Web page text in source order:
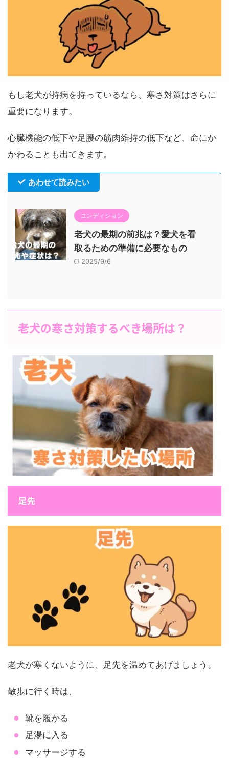
もし老犬が持病を持っているなら、寒さ対策はさらに
重要になります。
心臓機能の低下や足腰の筋肉維持の低下など、命にか
かわることも出てきます。
あわせて読みたい
コンディション
老犬の最期の前兆は？愛犬を看
取るための準備に必要なもの
2025/9/6
老犬の寒さ対策するべき場所は？
足先
老犬が寒くないように、足先を温めてあげましょう。
散歩に行く時は、
靴を履かる
足湯に入る
マッサージする